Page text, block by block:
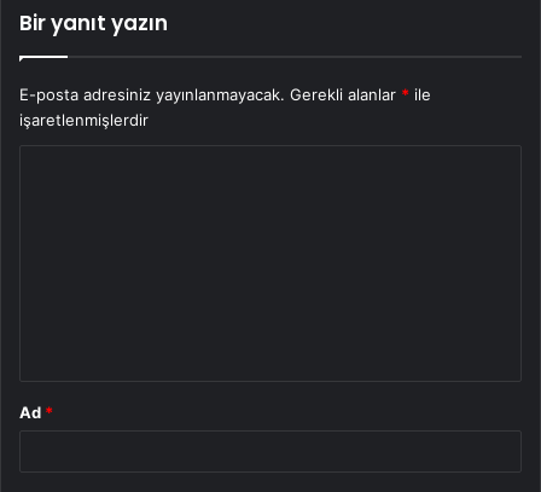
Bir yanıt yazın
E-posta adresiniz yayınlanmayacak. Gerekli alanlar * ile
işaretlenmişlerdir
Ad *